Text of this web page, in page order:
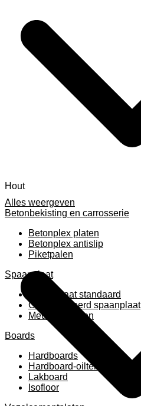
Alles weergeven
Betonbekisting en carrosserie
Betonplex platen
Betonplex antislip
Piketpalen
Spaanplaat
Spaanplaat standaard
Geplastificeerd spaanplaat
Meubelpanelen
Boards
Hardboards
Hardboard-oiltemperated
Lakboard
Isofloor
Hout